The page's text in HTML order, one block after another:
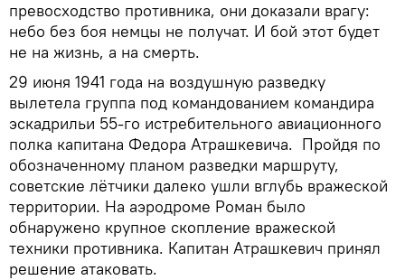
превосходство противника, они доказали врагу:
небо без боя немцы не получат. И бой этот будет
не на жизнь, а на смерть.
29 июня 1941 года на воздушную разведку
вылетела группа под командованием командира
эскадрильи 55-го истребительного авиационного
полка капитана Федора Атрашкевича. Пройдя по
обозначенному планом разведки маршруту,
советские лётчики далеко ушли вглубь вражеской
территории. На аэродроме Роман было
обнаружено крупное скопление вражеской
техники противника. Капитан Атрашкевич принял
решение атаковать.